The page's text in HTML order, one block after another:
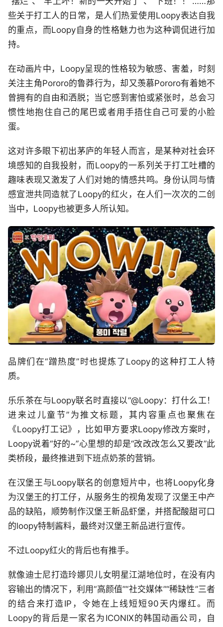
些关于打工人的日常，是人们热爱使用Loopy表达自我
的重点，而Loopy自身的性格魅力也为这种调侃进行加
持。
在动画片中，Loopy呈现的性格较为敏感、害羞，时刻
关注主角Pororo的鲁莽行为，却又羡慕Pororo有着她不
曾拥有的自由和洒脱；当它感到害怕或紧张时，总会习
惯性地抱住自己的尾巴或者用手捂住自己可爱的小脸
蛋。
这对许多眼下初出茅庐的年轻人而言，是某种对社会环
境感知的自我投射，而Loopy的一系列关于打工吐槽的
趣味表现又激发了人们对她的情感共鸣。身份认同与情
感宣泄共同造就了Loopy的红火，在人们一次次的二创
当中，Loopy也被更多人所认知。
品牌们在“蹭热度”时也提炼了Loopy的这种打工人特
质。
乐乐茶在与Loopy联名时直接以“@Loopy：打什么工！
进来过儿童节”为推文标题，其内容重点也聚焦在
《Loopy打工记》，比如甲方要求Loopy修改方案时，
Loopy说着“好的~”心里想的却是“改改改怎么又要改”此
类桥段，最终推进到下班点奶茶的营销。
在汉堡王与Loopy联名的创意短片中，也将Loopy化身
为汉堡王的打工仔，从服务生的视角发现了汉堡王中产
品的缺陷，顺势制作汉堡王新品虾堡，并搭配酸甜可口
的loopy特制酱料，最终对汉堡王新品进行宣传。
不过Loopy红火的背后也有推手。
就像迪士尼打造玲娜贝儿女明星江湖地位时，在没有内
容输出的情况下，利用“高颜值”“社交媒体”“稀缺性”三者
的结合来打造IP，令她在上线短短90天内爆红。而
Loopy的背后是一家名为ICONIX的韩国动画公司，自